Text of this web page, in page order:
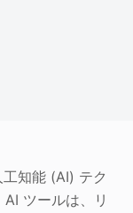
知能 (AI) テク
ツールは、リ